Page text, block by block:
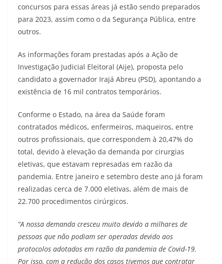
concursos para essas áreas já estão sendo preparados
para 2023, assim como o da Segurança Pública, entre
outros.
As informações foram prestadas após a Ação de
Investigação Judicial Eleitoral (Aije), proposta pelo
candidato a governador Irajá Abreu (PSD), apontando a
existência de 16 mil contratos temporários.
Conforme o Estado, na área da Saúde foram
contratados médicos, enfermeiros, maqueiros, entre
outros profissionais, que correspondem à 20,47% do
total, devido à elevação da demanda por cirurgias
eletivas, que estavam represadas em razão da
pandemia. Entre janeiro e setembro deste ano já foram
realizadas cerca de 7.000 eletivas, além de mais de
22.700 procedimentos cirúrgicos.
“A nossa demanda cresceu muito devido a milhares de
pessoas que não podiam ser operadas devido aos
protocolos adotados em razão da pandemia de Covid-19.
Por isso, com a redução dos casos tivemos que contratar